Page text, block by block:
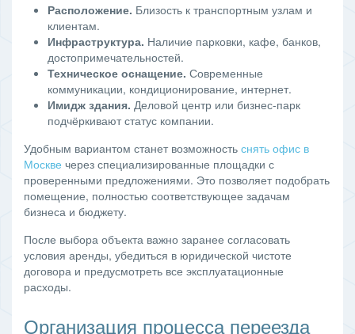
Расположение. Близость к транспортным узлам и
клиентам.
Инфраструктура. Наличие парковки, кафе, банков,
достопримечательностей.
Техническое оснащение. Современные
коммуникации, кондиционирование, интернет.
Имидж здания. Деловой центр или бизнес-парк
подчёркивают статус компании.
Удобным вариантом станет возможность снять офис в
Москве через специализированные площадки с
проверенными предложениями. Это позволяет подобрать
помещение, полностью соответствующее задачам
бизнеса и бюджету.
После выбора объекта важно заранее согласовать
условия аренды, убедиться в юридической чистоте
договора и предусмотреть все эксплуатационные
расходы.
Организация процесса переезда